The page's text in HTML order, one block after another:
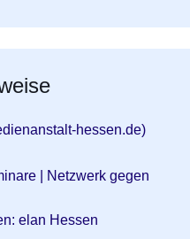
hessen.de)
| Netzwerk gegen
elan Hessen